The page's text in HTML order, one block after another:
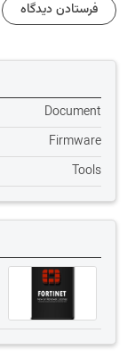
Document
Firmware
Tools